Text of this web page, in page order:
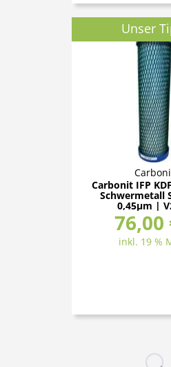
Unser
Carbonit IFP
Schwermetall
0,45µm |
76,00
inkl. 19 %